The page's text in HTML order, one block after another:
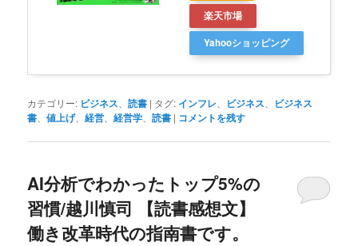
楽天市場
Yahooショッピング
カテゴリー: ビジネス 、読書 | タグ: インフレ ビジネス
ビジネス
書 、値上げ、経営 、経営学 、読書 | コメントを残す
AI分析でわかったトップ5%の
習慣/越川慎司 【読書感想文】
働き改革時代の指南書です。